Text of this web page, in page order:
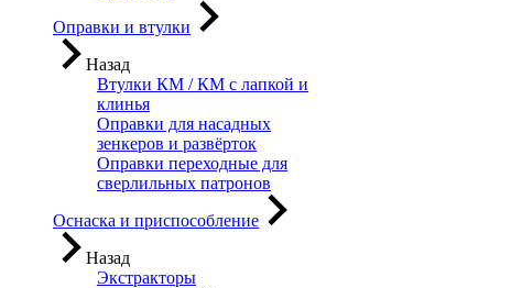
Оправки и втулки
Назад
Втулки КМ / КМ с лапкой и
клинья
Оправки для насадных
зенкеров и развёрток
Оправки переходные для
сверлильных патронов
Оснаска и приспособление
Назад
Экстракторы